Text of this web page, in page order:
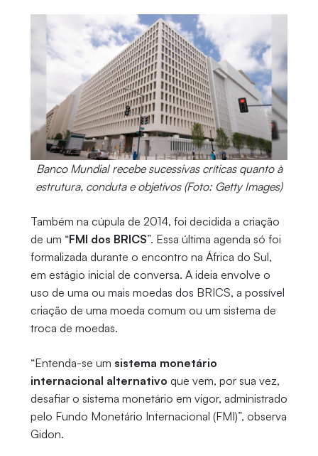
Banco Mundial recebe sucessivas críticas quanto à
estrutura, conduta e objetivos (Foto: Getty Images)
Também na cúpula de 2014, foi decidida a criação
de um “FMI dos BRICS”. Essa última agenda só foi
formalizada durante o encontro na África do Sul,
em estágio inicial de conversa. A ideia envolve o
uso de uma ou mais moedas dos BRICS, a possível
criação de uma moeda comum ou um sistema de
troca de moedas.
“Entenda-se um sistema monetário
internacional alternativo que vem, por sua vez,
desafiar o sistema monetário em vigor, administrado
pelo Fundo Monetário Internacional (FMI)”, observa
Gidon.